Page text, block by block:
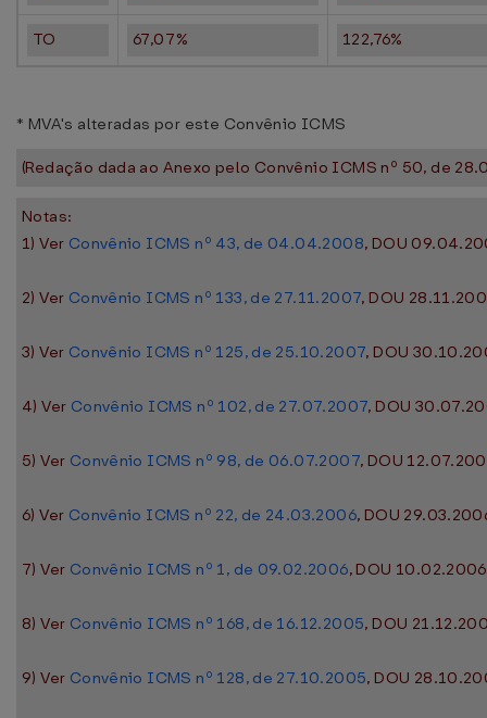
TO 67,07% 122,76%
* MVA's alteradas por este Convênio ICMS
(Redação dada ao Anexo pelo Convênio ICMS nº 50, de
Notas:
1) Ver Convênio ICMS nº 43, de 04.04.2008, DOU
2) Ver Convênio ICMS nº 133, de 27.11.2007, DOU
3) Ver Convênio ICMS nº 125, de 25.10.2007, DOU
4) Ver Convênio ICMS nº 102, de 27.07.2007, DOU
5) Ver Convênio ICMS nº 98, de 06.07.2007, DOU
6) Ver Convênio ICMS nº 22, de 24.03.2006, DOU
7) Ver Convênio ICMS nº 1, de 09.02.2006, DOU
8) Ver Convênio ICMS nº 168, de 16.12.2005, DOU
9) Ver Convênio ICMS nº 128, de 27.10.2005, DOU